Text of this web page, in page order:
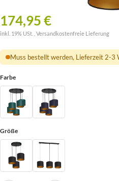
174,95 €
inkl. 19% USt. , Versandkostenfreie Lieferung
Muss bestellt werden, Lieferzeit 2-3
Farbe
Größe